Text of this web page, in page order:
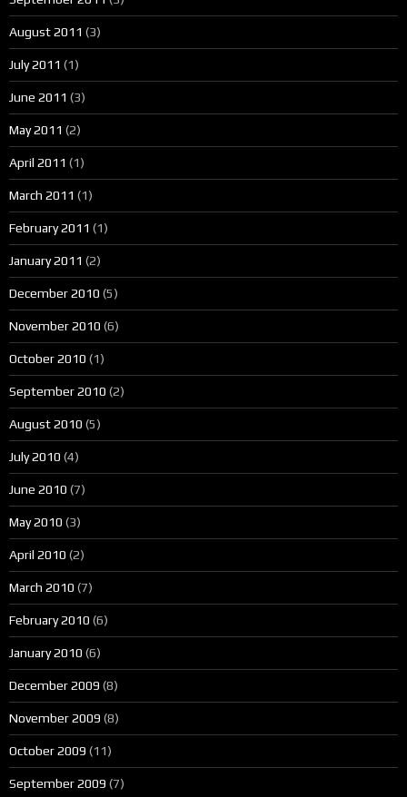
August 2011 (3)
July 2011 (1)
June 2011 (3)
May 2011 (2)
April 2011 (1)
March 2011 (1)
February 2011 (1)
January 2011 (2)
December 2010 (5)
November 2010 (6)
October 2010 (1)
September 2010 (2)
August 2010 (5)
July 2010 (4)
June 2010 (7)
May 2010 (3)
April 2010 (2)
March 2010 (7)
February 2010 (6)
January 2010 (6)
December 2009 (8)
November 2009 (8)
October 2009 (11)
September 2009 (7)